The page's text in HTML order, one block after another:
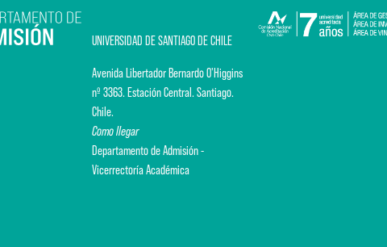
UNIVERSIDAD DE SANTIAGO DE CHILE
Avenida Libertador Bernardo O'Higgins
nº 3363. Estación Central. Santiago.
Chile.
Como llegar
Departamento de Admisión -
Vicerrectoría Académica